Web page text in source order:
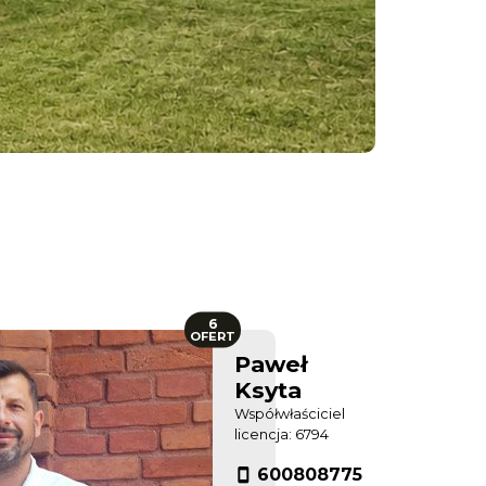
Paweł
Ksyta
Współwłaściciel
licencja: 6794
600808775
6
OFERT